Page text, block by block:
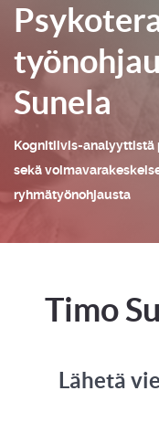
Sunela
Kognitiivis-analyyttistä
sekä
ryhmätyönohjausta
Timo
Lähetä